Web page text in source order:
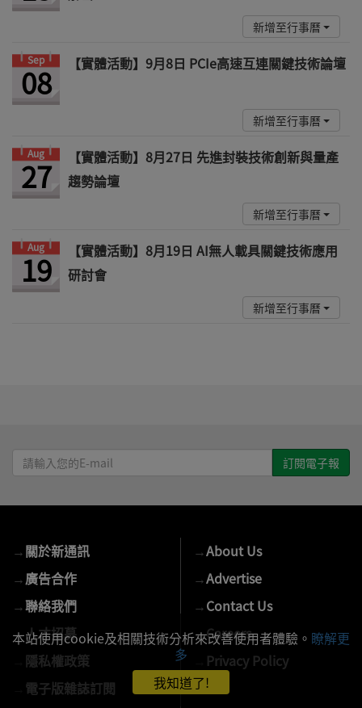
新增至行事曆
Sep
08 【實體活動】9月8日 PCIe高速互連關鍵技術論壇
新增至行事曆
Aug
27
【實體活動】8月27日 先進封裝技術創新與量產
趨勢論壇
新增至行事曆
Aug
19
【實體活動】8月19日 AI無人載具關鍵技術應用
研討會
新增至行事曆
請
輸
E-
mail
→關於新通訊
→廣告合作
→聯絡我們
→人才招募
隱私權政策
電子版雜誌訂閱
→About Us
→Advertise
→Contact Us
→Careers
Privacy Policy
本站使用cookie及相關技術分析來改善使用者體驗。 瞭解更
多
我知道了!